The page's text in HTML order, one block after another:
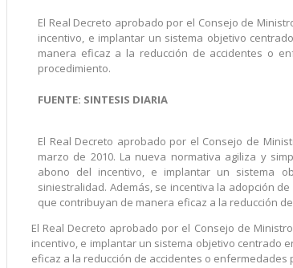
El Real Decreto aprobado por el Consejo de
incentivo, e implantar un sistema objetivo
manera eficaz a la reducción de accidentes o
procedimiento.
FUENTE: SINTESIS DIARIA
El Real Decreto aprobado por el Consejo de
marzo de 2010. La nueva normativa agiliza y
abono del incentivo, e implantar un sistema
siniestralidad. Además, se incentiva la adopción
que contribuyan de manera eficaz a la reducción
El Real Decreto aprobado por el Consejo de
incentivo, e implantar un sistema objetivo centrado
eficaz a la reducción de accidentes o